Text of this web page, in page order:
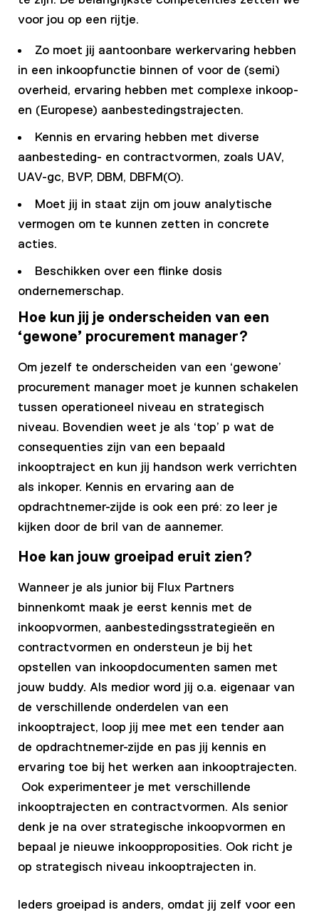
voor jou op een rijtje.
Zo moet jij aantoonbare werkervaring hebben
in een inkoopfunctie binnen of voor de (semi)
overheid, ervaring hebben met complexe inkoop-
en (Europese) aanbestedingstrajecten.
Kennis en ervaring hebben met diverse
aanbesteding- en contractvormen, zoals UAV,
UAV-gc, BVP, DBM, DBFM(O).
Moet jij in staat zijn om jouw analytische
vermogen om te kunnen zetten in concrete
acties.
Beschikken over een flinke dosis
ondernemerschap.
Hoe kun jij je onderscheiden van een
‘gewone’ procurement manager?
Om jezelf te onderscheiden van een ‘gewone’
procurement manager moet je kunnen schakelen
tussen operationeel niveau en strategisch
niveau. Bovendien weet je als ‘top’ p wat de
consequenties zijn van een bepaald
inkooptraject en kun jij handson werk verrichten
als inkoper. Kennis en ervaring aan de
opdrachtnemer-zijde is ook een pré: zo leer je
kijken door de bril van de aannemer.
Hoe kan jouw groeipad eruit zien?
Wanneer je als junior bij Flux Partners
binnenkomt maak je eerst kennis met de
inkoopvormen, aanbestedingsstrategieën en
contractvormen en ondersteun je bij het
opstellen van inkoopdocumenten samen met
jouw buddy. Als medior word jij o.a. eigenaar van
de verschillende onderdelen van een
inkooptraject, loop jij mee met een tender aan
de opdrachtnemer-zijde en pas jij kennis en
ervaring toe bij het werken aan inkooptrajecten.
Ook experimenteer je met verschillende
inkooptrajecten en contractvormen. Als senior
denk je na over strategische inkoopvormen en
bepaal je nieuwe inkoopproposities. Ook richt je
op strategisch niveau inkooptrajecten in.
Ieders groeipad is anders, omdat jij zelf voor een